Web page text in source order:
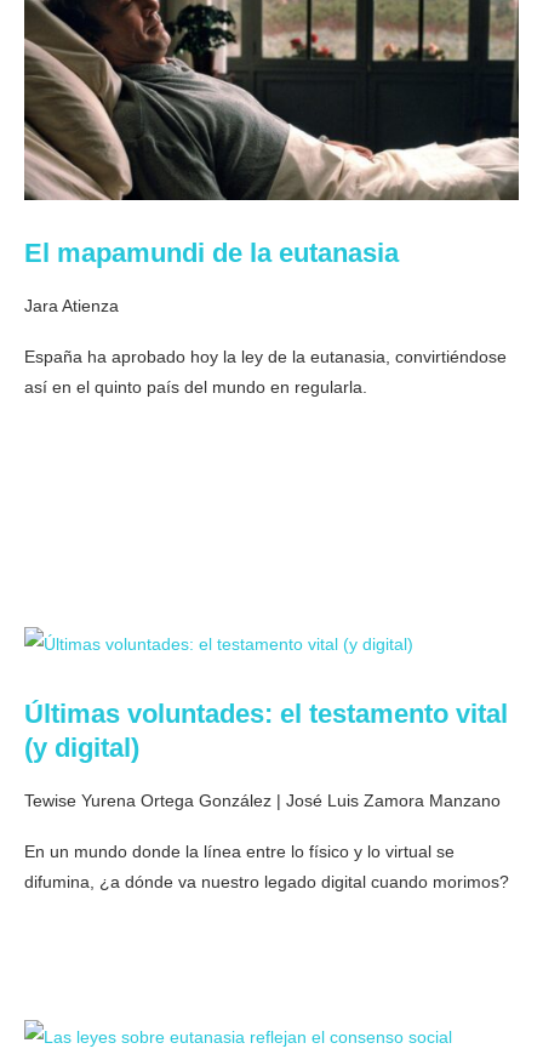
El mapamundi de la eutanasia
Jara Atienza
España ha aprobado hoy la ley de la eutanasia, convirtiéndose
así en el quinto país del mundo en regularla.
Últimas voluntades: el testamento vital
(y digital)
Tewise Yurena Ortega González | José Luis Zamora Manzano
En un mundo donde la línea entre lo físico y lo virtual se
difumina, ¿a dónde va nuestro legado digital cuando morimos?